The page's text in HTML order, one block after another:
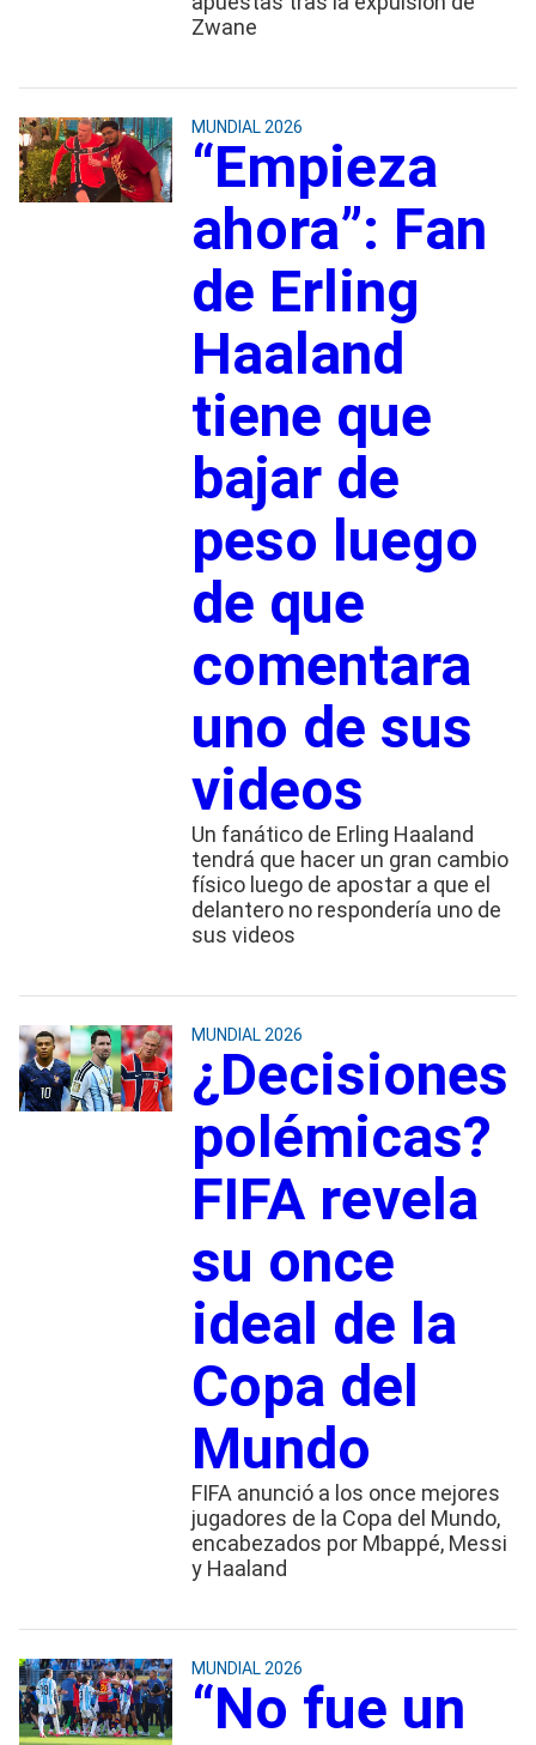
Zwane
MUNDIAL 2026
“Empieza
ahora”: Fan
de Erling
Haaland
tiene que
bajar de
peso luego
de que
comentara
uno de sus
videos
Un fanático de Erling Haaland
tendrá que hacer un gran cambio
físico luego de apostar a que el
delantero no respondería uno de
sus videos
MUNDIAL 2026
¿Decisiones
polémicas?
FIFA revela
su once
ideal de la
Copa del
Mundo
FIFA anunció a los once mejores
jugadores de la Copa del Mundo,
encabezados por Mbappé, Messi
y Haaland
MUNDIAL 2026
“No fue un